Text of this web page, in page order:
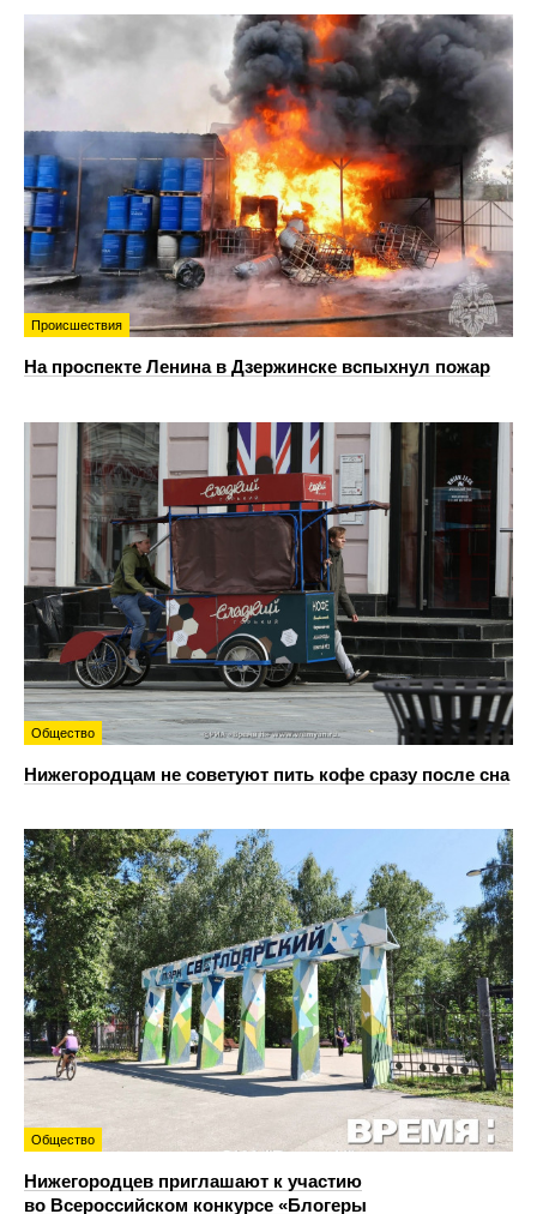
Происшествия
На проспекте Ленина в Дзержинске вспыхнул пожар
Общество
Нижегородцам не советуют пить кофе сразу после сна
Общество
Нижегородцев приглашают к участию
во Всероссийском конкурсе «Блогеры